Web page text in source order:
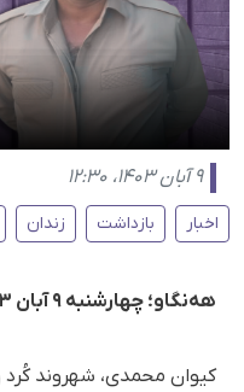
۹ آبان ۱۴۰۳، ۱۲:۳۰
اخبار بازداشت زندان
هه‌نگاو؛ چهارشنبه ۹ آبان ۱۴۰۳
کیوان محمدی، شهروند کُرد